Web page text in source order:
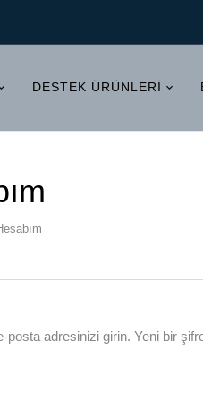
DESTEK ÜRÜNLERI
posta adresinizi girin. Yeni bir